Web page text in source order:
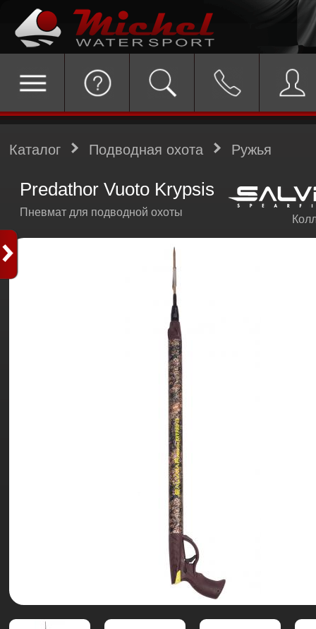
Каталог Подводная охота Ружья
Predathor Vuoto Krypsis
Пневмат для подводной охоты